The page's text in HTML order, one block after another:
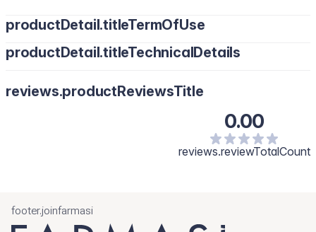
productDetail.titleTermOfUse
productDetail.titleTechnicalDetails
reviews.productReviewsTitle
0.00
reviews.reviewTotalCount
footer.joinfarmasi